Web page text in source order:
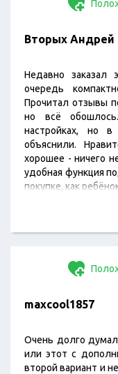
Вторых Андрей
Недавно заказал
очередь
Прочитал отзывы
но всё
настройках, но
объяснили.
хорошее - ничего
удобная функция
покупке, как
maxcool1857
Очень долго
или этот с
второй вариант и